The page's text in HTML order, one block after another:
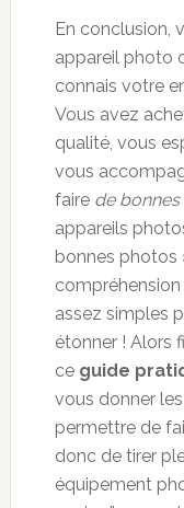
En conclusion,
appareil photo
connais votre
Vous avez
qualité, vous
vous
faire de
appareils
bonnes photos
assez simples
étonner ! Alors
ce guide
vous donner
permettre de
donc de tirer
équipement